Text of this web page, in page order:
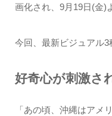
画化され、9月19日(金)
今回、最新ビジュアル3
好奇心が刺激さ
「あの頃、沖縄はアメ